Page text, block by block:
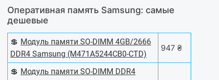
Оперативная память Samsung: самые
дешевые
💲 Модуль памяти SO-DIMM 4GB/2666
DDR4 Samsung (M471A5244CB0-CTD)
947 ₴
💲 Модуль памяти SO-DIMM DDR4